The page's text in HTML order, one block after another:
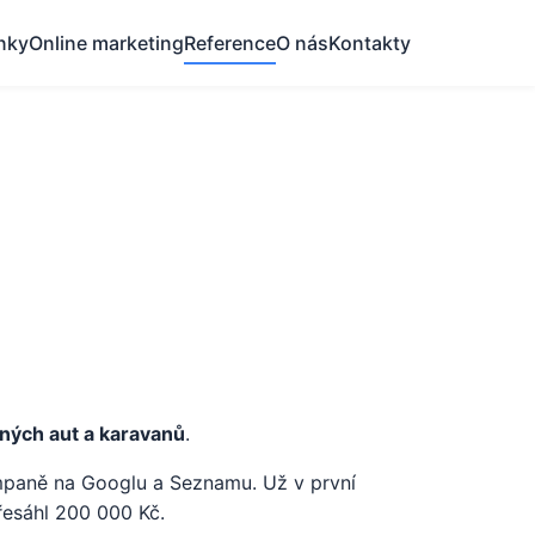
Online marketingReferenceO násKontakty
aut a karavanů.
na Googlu a Seznamu. Už v první
200 000 Kč.